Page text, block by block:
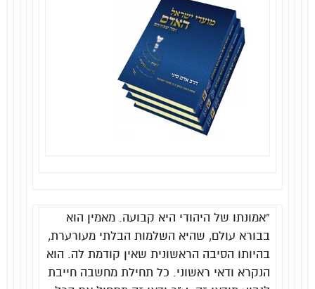
“אמונתו של היהודי היא קבועה. מאמין הוא
בבורא עולם, שהיא השלמות הבלתי מעורערת,
בהיותו הסיבה הראשונית שאין קודמת לה. הוא
הנקרא ודאי ראשוני. כל תחילת מחשבה חייבת